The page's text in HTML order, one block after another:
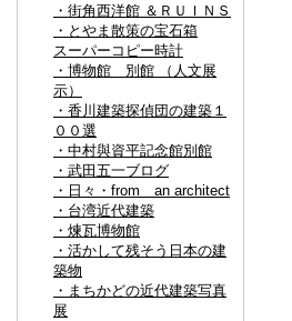
・街角西洋館 ＆ＲＵＩＮＳ
・とやま散策の宝石箱
スーパーコピー時計
・博物館 別館 （人文展
示）
・香川建築探偵団の建築１
００選
・中村與資平記念館別館
・武田五一ブログ
・日々・from an architect
・台湾近代建築
・煉瓦博物館
・活かして残そう日本の建
築物
・まちかどの近代建築写真
展